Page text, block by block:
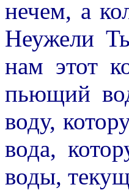
нечем, а
Неужели
нам этот
пьющий
воду,
вода,
воды,